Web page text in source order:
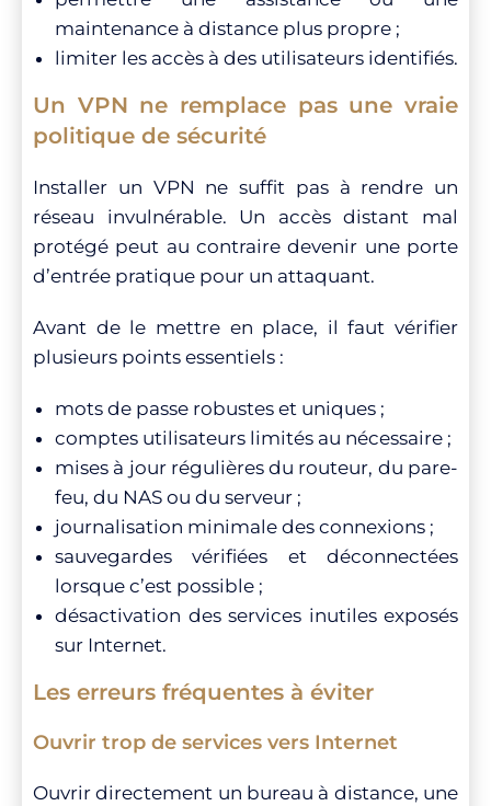
maintenance à distance plus propre ;
limiter les accès à des utilisateurs identifiés.
Un VPN ne remplace pas une vraie
politique de sécurité
Installer un VPN ne suffit pas à rendre un
réseau invulnérable. Un accès distant mal
protégé peut au contraire devenir une porte
d’entrée pratique pour un attaquant.
Avant de le mettre en place, il faut vérifier
plusieurs points essentiels :
mots de passe robustes et uniques ;
comptes utilisateurs limités au nécessaire ;
mises à jour régulières du routeur, du pare-
feu, du NAS ou du serveur ;
journalisation minimale des connexions ;
sauvegardes vérifiées et déconnectées
lorsque c’est possible ;
désactivation des services inutiles exposés
sur Internet.
Les erreurs fréquentes à éviter
Ouvrir trop de services vers Internet
Ouvrir directement un bureau à distance, une